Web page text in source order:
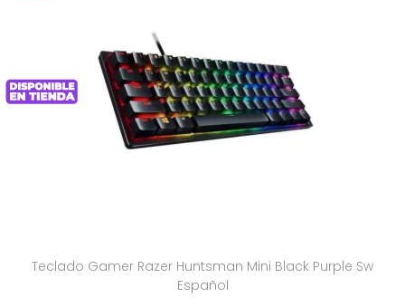
Teclado Gamer Razer Huntsman Mini Black Purple Sw
Español